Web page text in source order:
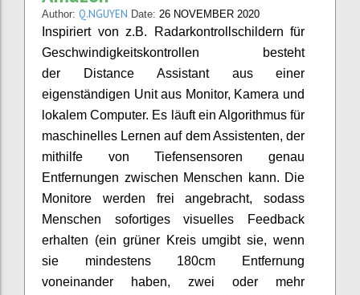
Author: Q.NGUYEN Date: 26 NOVEMBER 2020
Inspiriert von z.B. Radarkontrollschildern für
Geschwindigkeitskontrollen besteht
der Distance Assistant aus einer
eigenständigen Unit aus Monitor, Kamera und
lokalem Computer. Es läuft ein Algorithmus für
maschinelles Lernen auf dem Assistenten, der
mithilfe von Tiefensensoren genau
Entfernungen zwischen Menschen kann. Die
Monitore werden frei angebracht, sodass
Menschen sofortiges visuelles Feedback
erhalten (ein grüner Kreis umgibt sie, wenn
sie mindestens 180cm Entfernung
voneinander haben, zwei oder mehr